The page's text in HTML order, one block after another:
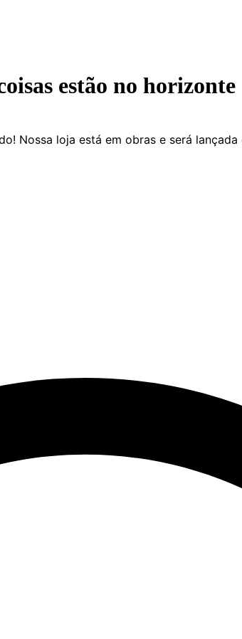
estão no horizonte
Nossa loja está em obras e será lançada